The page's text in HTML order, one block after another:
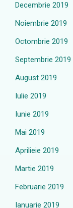
Decembrie 2019
Noiembrie 2019
Octombrie 2019
Septembrie 2019
August 2019
Iulie 2019
Iunie 2019
Mai 2019
Aprilieie 2019
Martie 2019
Februarie 2019
Ianuarie 2019